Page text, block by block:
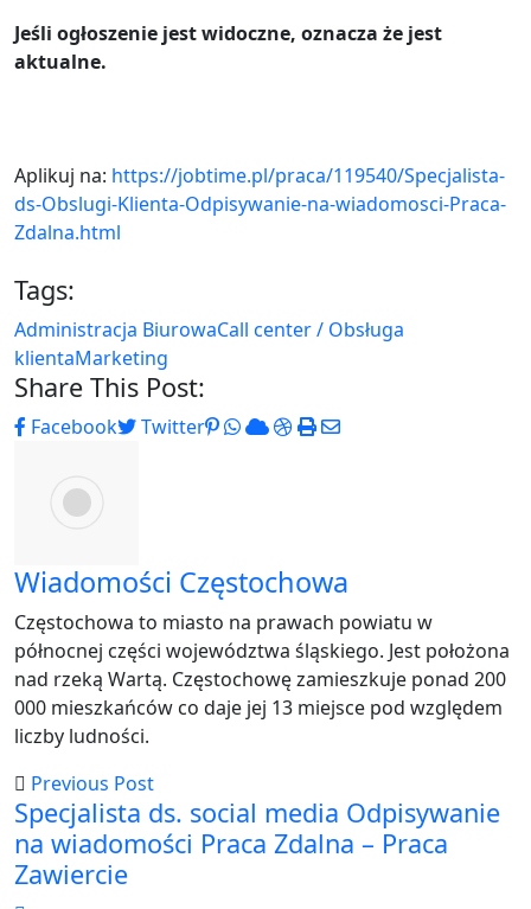
Jeśli ogłoszenie jest widoczne, oznacza że jest
aktualne.
Aplikuj na: https://jobtime.pl/praca/119540/Specjalista-
ds-Obslugi-Klienta-Odpisywanie-na-wiadomosci-Praca-
Zdalna.html
Tags:
Administracja BiurowaCall center / Obsługa
klientaMarketing
Share This Post:
Facebook Twitter Pinterest
Whatsapp
CloudStumbleUpon
PrintShare
Wiadomości Częstochowa
Częstochowa to miasto na prawach powiatu w
północnej części województwa śląskiego. Jest położona
nad rzeką Wartą. Częstochowę zamieszkuje ponad 200
000 mieszkańców co daje jej 13 miejsce pod względem
liczby ludności.
Previous Post
Specjalista ds. social media Odpisywanie
na wiadomości Praca Zdalna – Praca
Zawiercie